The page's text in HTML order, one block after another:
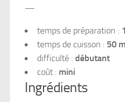
—
temps de préparation :
temps de cuisson : 50
difficulté : débutant
coût : mini
Ingrédients